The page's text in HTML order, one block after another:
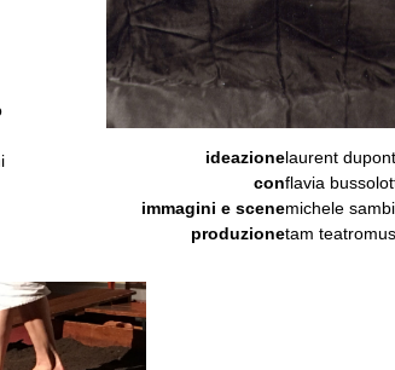
ideazione
con
immagini e scene
produzione
laurent dupont
flavia
michele
tam